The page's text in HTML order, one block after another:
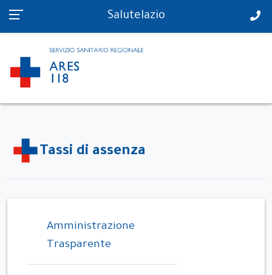
PS in tempo reale Salutelazio
Tassi di assenza
Amministrazione
Trasparente